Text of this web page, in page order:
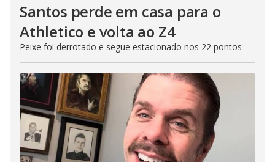
Santos perde em casa para o
Athletico e volta ao Z4
Peixe foi derrotado e segue estacionado nos 22 pontos